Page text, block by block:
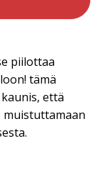
piilottaa
tämä
että
muistuttamaan